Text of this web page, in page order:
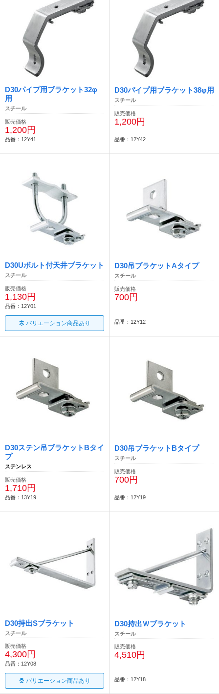
D30パイプ用ブラケット32φ
用
スチール
販売価格
1,200円
品番：12Y41
D30パイプ用ブラケット38φ用
スチール
販売価格
1,200円
品番：12Y42
D30Uボルト付天井ブラケット
スチール
販売価格
1,130円
品番：12Y01
バリエーション商品あり
D30吊ブラケットAタイプ
スチール
販売価格
700円
品番：12Y12
D30ステン吊ブラケットBタイ
プ
ステンレス
販売価格
1,710円
品番：13Y19
D30吊ブラケットBタイプ
スチール
販売価格
700円
品番：12Y19
D30持出Sブラケット
スチール
販売価格
4,300円
品番：12Y08
バリエーション商品あり
D30持出Ｗブラケット
スチール
販売価格
4,510円
品番：12Y18